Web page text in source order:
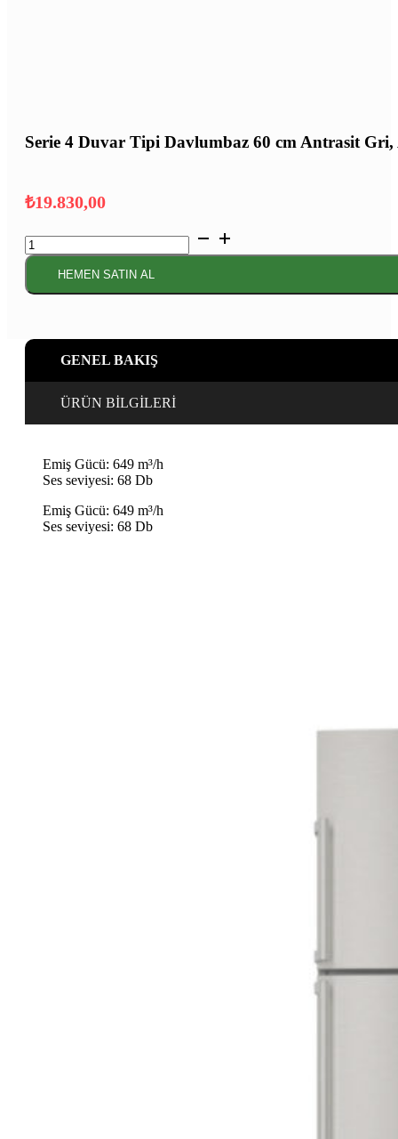
Serie 4 Duvar Tipi Davlumbaz 60 cm Antrasit
₺19.830,00
Serie
4
Duvar
Davlumbaz
Antrasit
Antrasit
HEMEN SATIN AL
GENEL BAKIŞ
ÜRÜN BİLGİLERİ
Emiş Gücü: 649 m³/h
Ses seviyesi: 68 Db
Emiş Gücü: 649 m³/h
Ses seviyesi: 68 Db